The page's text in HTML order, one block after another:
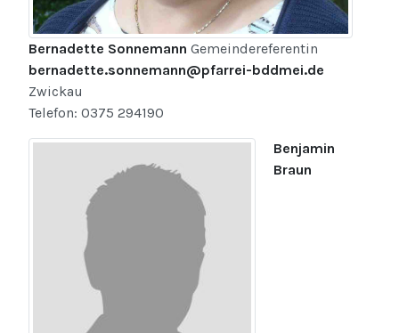
Bernadette Sonnemann Gemeindereferentin
bernadette.sonnemann@pfarrei-bddmei.de
Zwickau
Telefon: 0375 294190
Benjamin
Braun